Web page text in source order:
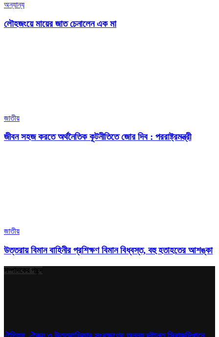
অন্যান্য
লৌহজংয়ে মায়ের জাত চেনালেন এক মা
জাতীয়
জীবন সহজ করতে অর্থনৈতিক কূটনীতিতে জোর দিব : পররাষ্ট্রমন্ত্রী
জাতীয়
উত্তরায় বিমান বাহিনীর প্রশিক্ষণ বিমান বিধ্বস্ত, বহু হতাহতের আশঙ্কা
সম্পাদকের পছন্দ